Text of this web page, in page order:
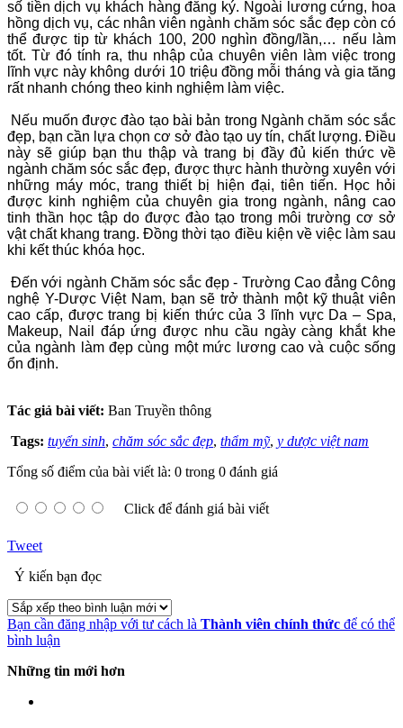
số tiền dịch vụ khách hàng đăng ký. Ngoài lương cứng, hoa
hồng dịch vụ, các nhân viên ngành chăm sóc sắc đẹp còn có
thể được tip từ khách 100, 200 nghìn đồng/lần,… nếu làm
tốt. Từ đó tính ra, thu nhập của chuyên viên làm việc trong
lĩnh vực này không dưới 10 triệu đồng mỗi tháng và gia tăng
rất nhanh chóng theo kinh nghiệm làm việc.
Nếu muốn được đào tạo bài bản trong Ngành chăm sóc sắc
đẹp, bạn cần lựa chọn cơ sở đào tạo uy tín, chất lượng. Điều
này sẽ giúp bạn thu thập và trang bị đầy đủ kiến thức về
ngành chăm sóc sắc đẹp, được thực hành thường xuyên với
những máy móc, trang thiết bị hiện đại, tiên tiến. Học hỏi
được kinh nghiệm của chuyên gia trong ngành, nâng cao
tinh thần học tập do được đào tạo trong môi trường cơ sở
vật chất khang trang. Đồng thời tạo điều kiện về việc làm sau
khi kết thúc khóa học.
Đến với ngành Chăm sóc sắc đẹp - Trường Cao đẳng Công
nghệ Y-Dược Việt Nam, bạn sẽ trở thành một kỹ thuật viên
cao cấp, được trang bị kiến thức của 3 lĩnh vực Da – Spa,
Makeup, Nail đáp ứng được nhu cầu ngày càng khắt khe
của ngành làm đẹp cùng một mức lương cao và cuộc sống
ổn định.
Tác giả bài viết: Ban Truyền thông
Tags: tuyển sinh, chăm sóc sắc đẹp, thẩm mỹ, y dược việt nam
Tổng số điểm của bài viết là: 0 trong 0 đánh giá
Click để đánh giá bài viết
Tweet
Ý kiến bạn đọc
Bạn cần đăng nhập với tư cách là Thành viên chính thức để có thể
bình luận
Những tin mới hơn